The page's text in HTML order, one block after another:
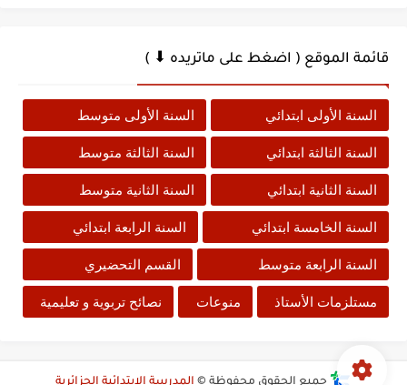
قائمة الموقع ( اضغط على ماتريده ⬇ )
السنة الأولى ابتدائي السنة الأولى متوسط
السنة الثالثة ابتدائي السنة الثالثة متوسط
السنة الثانية ابتدائي السنة الثانية متوسط
السنة الخامسة ابتدائي السنة الرابعة ابتدائي
السنة الرابعة متوسط القسم التحضيري
مستلزمات الأستاذ منوعات نصائح تربوية و تعليمية
جميع الحقوق محفوظة © المدرسة الابتدائية الجزائرية